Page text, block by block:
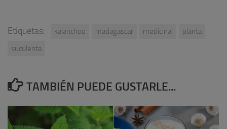
Etiquetas: kalanchoe madagascar medicinal
planta
suculenta
TAMBIÉN PUEDE GUSTARLE...